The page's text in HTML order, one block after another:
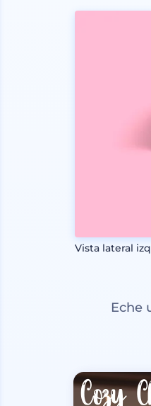
Vista lateral
Eche